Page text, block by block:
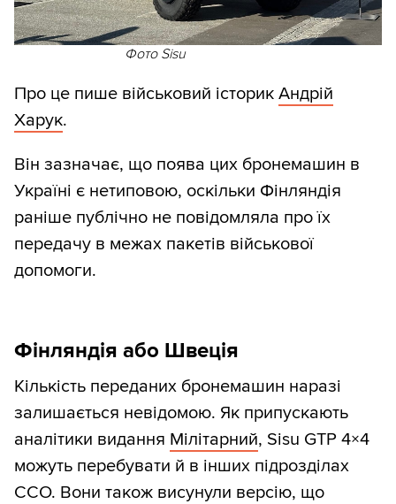
Фото Sisu
Про це пише військовий історик Андрій
Харук.
Він зазначає, що поява цих бронемашин в
Україні є нетиповою, оскільки Фінляндія
раніше публічно не повідомляла про їх
передачу в межах пакетів військової
допомоги.
Фінляндія або Швеція
Кількість переданих бронемашин наразі
залишається невідомою. Як припускають
аналітики видання Мілітарний, Sisu GTP 4×4
можуть перебувати й в інших підрозділах
ССО. Вони також висунули версію, що